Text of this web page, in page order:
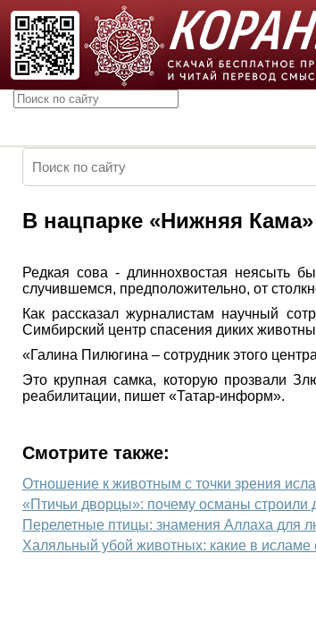
В нацпарке «Нижняя
Редкая сова - длиннохвостая неясыть
случившемся, предположительно, от
Как рассказал журналистам научный
Симбирский центр спасения диких
«Галина Пилюгина – сотрудник этого
Это крупная самка, которую прозвали
реабилитации, пишет «Татар-информ».
Смотрите также:
Отношение к животным с точки зрения
«Птичьи дворцы»: почему османы строили
Перелетные птицы: знамения Аллаха
Халяльный убой животных: какие в исламе